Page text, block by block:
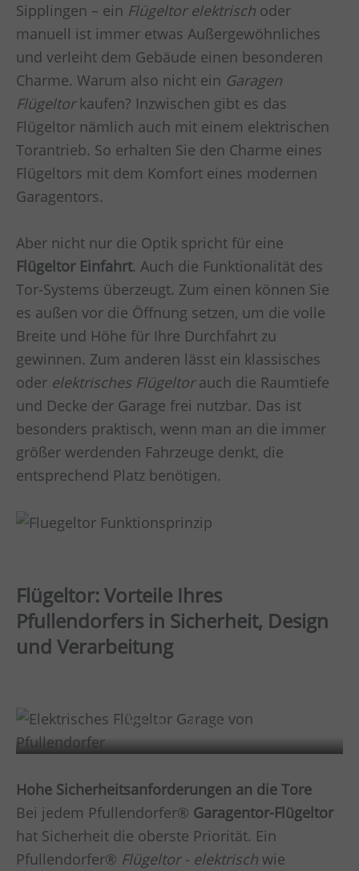
Sipplingen – ein Flügeltor elektrisch oder
manuell ist immer etwas Außergewöhnliches
und verleiht dem Gebäude einen besonderen
Charme. Warum also nicht ein Garagen
Flügeltorkaufen? Inzwischen gibt es das
Flügeltor nämlich auch mit einem elektrischen
Torantrieb. So erhalten Sie den Charme eines
Flügeltors mit dem Komfort eines modernen
Garagentors.
Aber nicht nur die Optik spricht für eine
Flügeltor Einfahrt. Auch die Funktionalität des
Tor-Systems überzeugt. Zum einen können Sie
es außen vor die Öffnung setzen, um die volle
Breite und Höhe für Ihre Durchfahrt zu
gewinnen. Zum anderen lässt ein klassisches
oder elektrisches Flügeltorauch die Raumtiefe
und Decke der Garage frei nutzbar. Das ist
besonders praktisch, wenn man an die immer
größer werdenden Fahrzeuge denkt, die
entsprechend Platz benötigen.
Flügeltor: Vorteile Ihres
Pfullendorfers in Sicherheit, Design
und Verarbeitung
Sicherheit
Hohe Sicherheitsanforderungen an die Tore
Bei jedem Pfullendorfer® Garagentor-Flügeltor
hat Sicherheit die oberste Priorität. Ein
Pfullendorfer® Flügeltor - elektrisch wie